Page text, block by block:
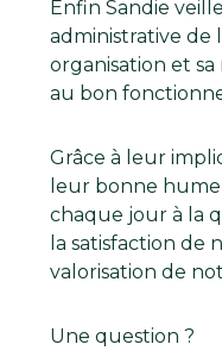
Enfin Sandie
administrative de
organisation et
au bon
Grâce à leur
leur bonne
chaque jour à la
la satisfaction de
valorisation de
Une question ?